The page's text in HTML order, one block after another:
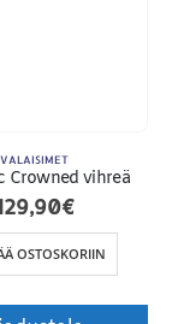
VALAISIMET
Crowned vihreä
€
OSTOSKORIIN